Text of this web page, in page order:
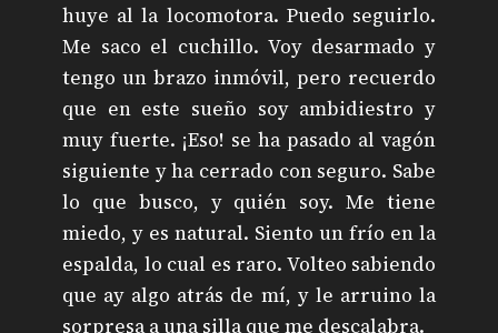
huye al la locomotora. Puedo seguirlo.
Me saco el cuchillo. Voy desarmado y
tengo un brazo inmóvil, pero recuerdo
que en este sueño soy ambidiestro y
muy fuerte. ¡Eso! se ha pasado al vagón
siguiente y ha cerrado con seguro. Sabe
lo que busco, y quién soy. Me tiene
miedo, y es natural. Siento un frío en la
espalda, lo cual es raro. Volteo sabiendo
que ay algo atrás de mí, y le arruino la
sorpresa a una silla que me descalabra.